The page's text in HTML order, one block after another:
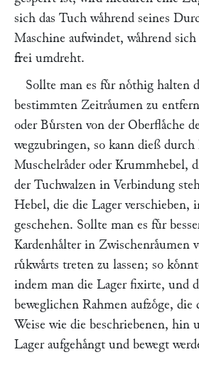
sich das Tuch waͤhrend seines
Maschine aufwindet, waͤhrend sich
frei umdreht.
Sollte man es fuͤr noͤthig halten
bestimmten Zeitraͤumen zu
oder Buͤrsten von der Oberflaͤche
wegzubringen, so kann dieß durch
Muschelraͤder oder Krummhebel,
der Tuchwalzen in Verbindung
Hebel, die die Lager verschieben,
geschehen. Sollte man es fuͤr
Kardenhaͤlter in Zwischenraͤumen
ruͤkwaͤrts treten zu lassen; so
indem man die Lager fixirte, und
beweglichen Rahmen aufzoͤge, die
Weise wie die beschriebenen, hin
Lager aufgehaͤngt und bewegt